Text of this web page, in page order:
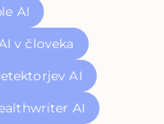
AI
v človeka
AI
AI